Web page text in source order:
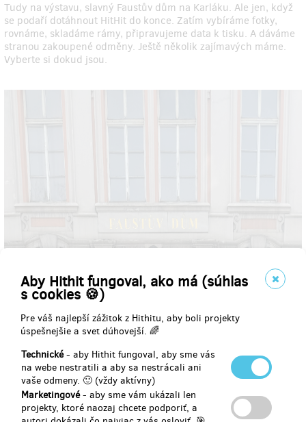
Aby Hithit fungoval, ako má (súhlas
s cookies 🍪)
Pre váš najlepší zážitok z Hithitu, aby boli projekty
úspešnejšie a svet dúhovejší. 🌈
Technické- aby Hithit fungoval, aby sme vás
na webe nestratili a aby sa nestrácali ani
vaše odmeny. 🙂 (vždy aktívny)
Marketingové- aby sme vám ukázali len
projekty, ktoré naozaj chcete podporiť, a
Tudy na výstavu, slavný Faustův dům na Karláku. Ale jen, když
se podaří dotáhnout HitHit do konce. Zatím vybíráme fotky,
rovnáme, skladáme rámy, připravujeme data k tisku. A dáváme
stranou zakoupené odměny. Ještě několik zajímavých máme.
Vyberte si dokud jsou.